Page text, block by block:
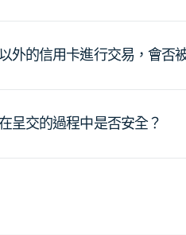
外的信用卡進行交易，會否
呈交的過程中是否安全？